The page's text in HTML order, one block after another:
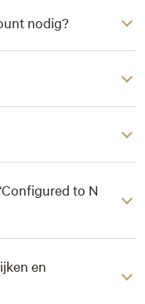
nodig?
to N
en